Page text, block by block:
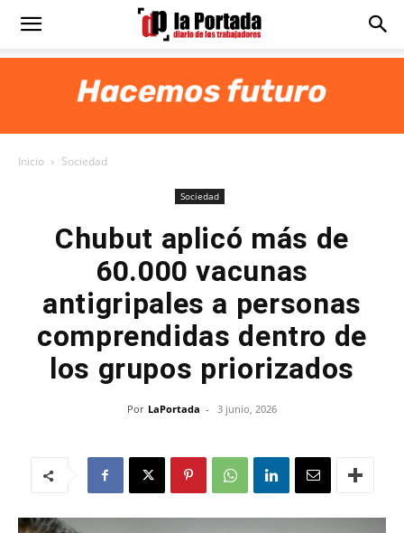
Diario
Inicio Sociedad
Sociedad
Chubut aplicó más de
60.000 vacunas
antigripales a personas
comprendidas dentro de
los grupos priorizados
Por LaPortada - 3 junio, 2026